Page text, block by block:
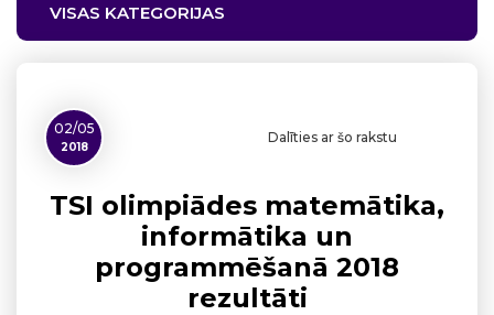
VISAS KATEGORIJAS
02/05
2018
Dalīties ar šo rakstu
TSI olimpiādes matemātika,
informātika un
programmēšanā 2018
rezultāti